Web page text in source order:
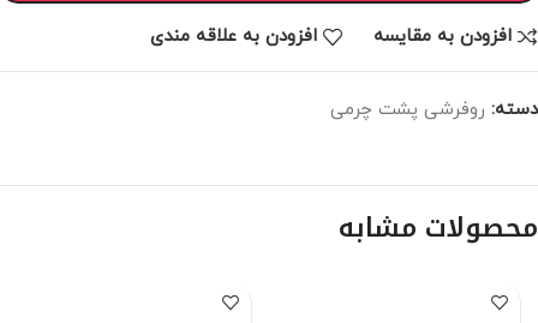
افزودن به مقایسه افزودن به علاقه مندی
دسته: روفرشی پشت چرمی
محصولات مشابه